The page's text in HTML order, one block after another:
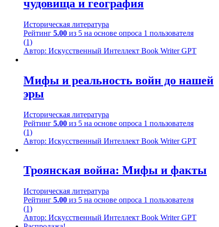
чудовища и география
Историческая литература
Рейтинг 5.00 из 5 на основе опроса 1 пользователя
(1)
Автор: Искусственный Интеллект Book Writer GPT
Мифы и реальность войн до нашей
эры
Историческая литература
Рейтинг 5.00 из 5 на основе опроса 1 пользователя
(1)
Автор: Искусственный Интеллект Book Writer GPT
Троянская война: Мифы и факты
Историческая литература
Рейтинг 5.00 из 5 на основе опроса 1 пользователя
(1)
Автор: Искусственный Интеллект Book Writer GPT